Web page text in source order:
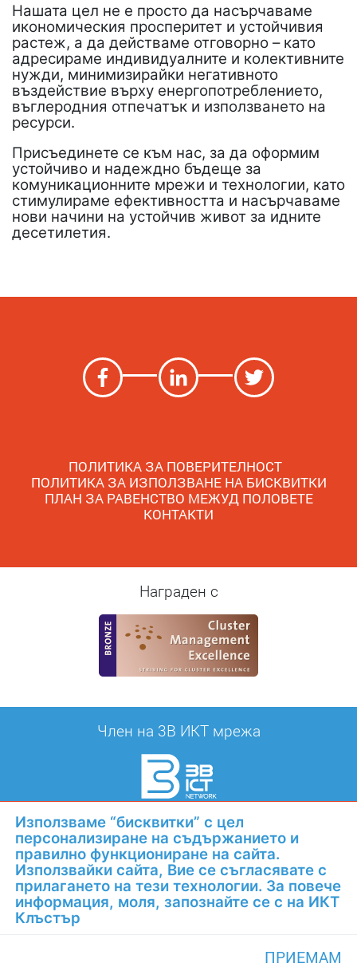
Нашата цел не е просто да насърчаваме
икономическия просперитет и устойчивия
растеж, а да действаме отговорно – като
адресираме индивидуалните и колективните
нужди, минимизирайки негативното
въздействие върху енергопотреблението,
въглеродния отпечатък и използването на
ресурси.
Присъединете се към нас, за да оформим
устойчиво и надеждно бъдеще за
комуникационните мрежи и технологии, като
стимулираме ефективността и насърчаваме
нови начини на устойчив живот за идните
десетилетия.
Използваме “бисквитки” с цел
персонализиране на съдържанието и
правилно функциониране на сайта.
Използвайки сайта, Вие се съгласявате с
прилагането на тези технологии. За повече
информация, моля, запознайте се с на ИКТ
Клъстър
ПРИЕМАМ
ПОЛИТИКА ЗА ПОВЕРИТЕЛНОСТ
ПОЛИТИКА ЗА ИЗПОЛЗВАНЕ НА БИСКВИТКИ
ПЛАН ЗА РАВЕНСТВО МЕЖУД ПОЛОВЕТЕ
КОНТАКТИ
Награден с
Член на 3B ИКТ мрежа
Награден с